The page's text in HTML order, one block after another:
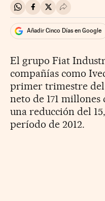
Compartir en Whatsapp
Compartir en
Compartir en
Desplegar
Añadir Cinco Días en Google
El grupo Fiat
compañías como
primer trimestre del
neto de 171 millones
una reducción del
período de 2012.